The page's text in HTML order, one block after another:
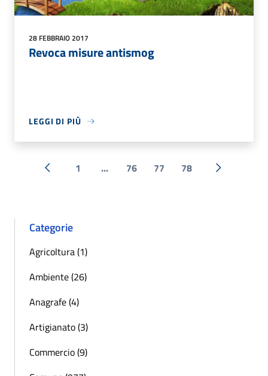
28 FEBBRAIO 2017
Revoca misure antismog
LEGGI DI PIÙ
« Precedente
1 ... 76 77 78 Successiva
Categorie
Agricoltura (1)
Ambiente (26)
Anagrafe (4)
Artigianato (3)
Commercio (9)